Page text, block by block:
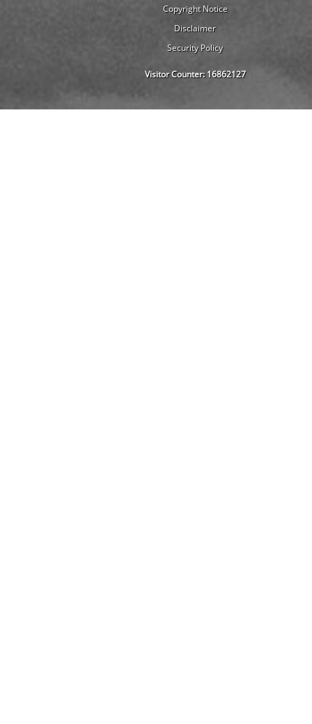
Copyright Notice
Disclaimer
Security Policy
Visitor Counter:16862127